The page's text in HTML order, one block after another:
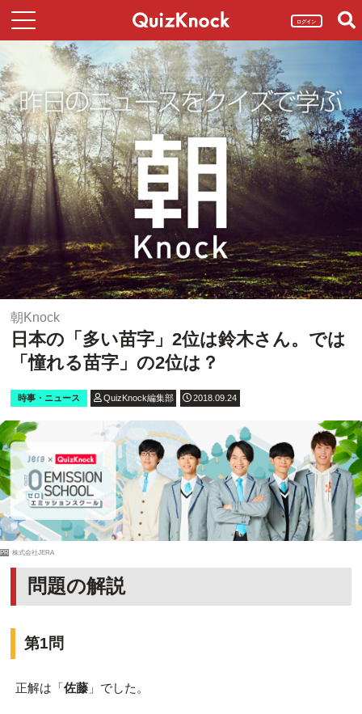
ログイン
朝Knock
日本の「多い苗字」2位は鈴木さん。では
「憧れる苗字」の2位は？
時事・ニュース QuizKnock編集部 2018.09.24
PR 株式会社JERA
問題の解説
第1問
正解は「佐藤」でした。